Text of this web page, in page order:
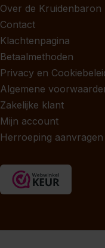
Over de Kruidenbaron
Contact
Klachtenpagina
Betaalmethoden
Privacy en
Algemene
Zakelijke klant
Mijn account
Herroeping aanvragen